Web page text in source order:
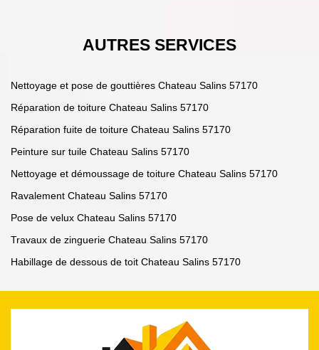
AUTRES SERVICES
Nettoyage et pose de gouttières Chateau Salins 57170
Réparation de toiture Chateau Salins 57170
Réparation fuite de toiture Chateau Salins 57170
Peinture sur tuile Chateau Salins 57170
Nettoyage et démoussage de toiture Chateau Salins 57170
Ravalement Chateau Salins 57170
Pose de velux Chateau Salins 57170
Travaux de zinguerie Chateau Salins 57170
Habillage de dessous de toit Chateau Salins 57170